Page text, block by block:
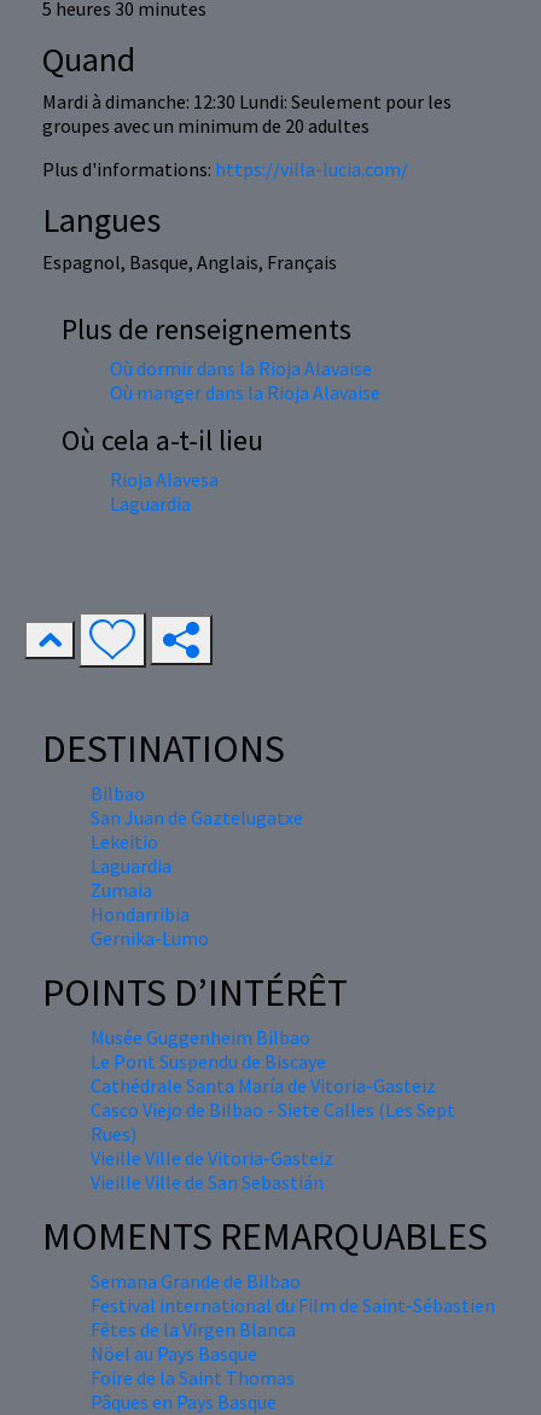
5 heures 30 minutes
Quand
Mardi à dimanche: 12:30 Lundi: Seulement pour les
groupes avec un minimum de 20 adultes
Plus d'informations: https://villa-lucia.com/
Langues
Espagnol, Basque, Anglais, Français
Plus de renseignements
Où dormir dans la Rioja Alavaise
Où manger dans la Rioja Alavaise
Où cela a-t-il lieu
Rioja Alavesa
Laguardia
DESTINATIONS
Bilbao
San Juan de Gaztelugatxe
Lekeitio
Laguardia
Zumaia
Hondarribia
Gernika-Lumo
POINTS D’INTÉRÊT
Musée Guggenheim Bilbao
Le Pont Suspendu de Biscaye
Cathédrale Santa María de Vitoria-Gasteiz
Casco Viejo de Bilbao - Siete Calles (Les Sept
Rues)
Vieille Ville de Vitoria-Gasteiz
Vieille Ville de San Sebastián
MOMENTS REMARQUABLES
Semana Grande de Bilbao
Festival international du Film de Saint-Sébastien
Fêtes de la Virgen Blanca
Nöel au Pays Basque
Foire de la Saint Thomas
Pâques en Pays Basque